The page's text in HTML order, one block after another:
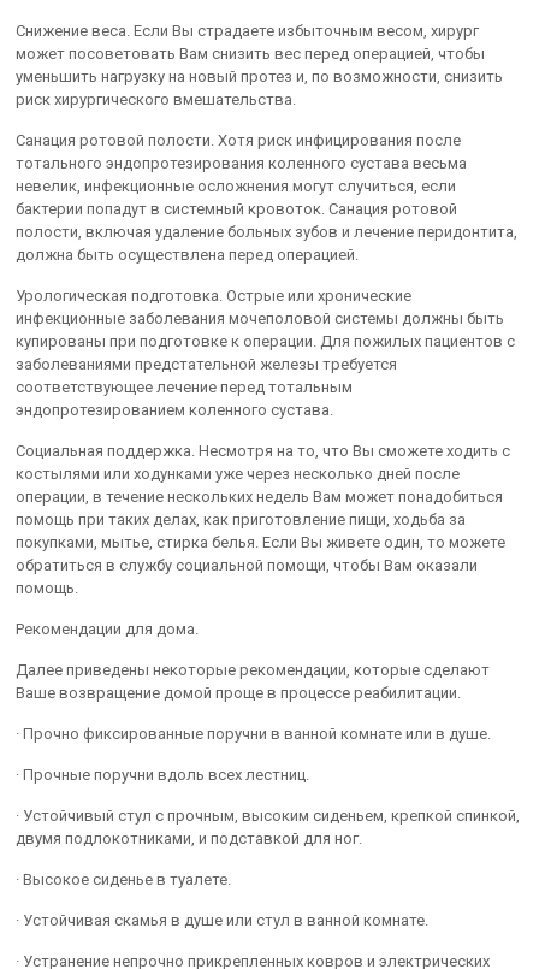
Снижение веса. Если Вы страдаете избыточным весом, хирург
может посоветовать Вам снизить вес перед операцией, чтобы
уменьшить нагрузку на новый протез и, по возможности, снизить
риск хирургического вмешательства.
Санация ротовой полости. Хотя риск инфицирования после
тотального эндопротезирования коленного сустава весьма
невелик, инфекционные осложнения могут случиться, если
бактерии попадут в системный кровоток. Санация ротовой
полости, включая удаление больных зубов и лечение перидонтита,
должна быть осуществлена перед операцией.
Урологическая подготовка. Острые или хронические
инфекционные заболевания мочеполовой системы должны быть
купированы при подготовке к операции. Для пожилых пациентов с
заболеваниями предстательной железы требуется
соответствующее лечение перед тотальным
эндопротезированием коленного сустава.
Социальная поддержка. Несмотря на то, что Вы сможете ходить с
костылями или ходунками уже через несколько дней после
операции, в течение нескольких недель Вам может понадобиться
помощь при таких делах, как приготовление пищи, ходьба за
покупками, мытье, стирка белья. Если Вы живете один, то можете
обратиться в службу социальной помощи, чтобы Вам оказали
помощь.
Рекомендации для дома.
Далее приведены некоторые рекомендации, которые сделают
Ваше возвращение домой проще в процессе реабилитации.
· Прочно фиксированные поручни в ванной комнате или в душе.
· Прочные поручни вдоль всех лестниц.
· Устойчивый стул с прочным, высоким сиденьем, крепкой спинкой,
двумя подлокотниками, и подставкой для ног.
· Высокое сиденье в туалете.
· Устойчивая скамья в душе или стул в ванной комнате.
· Устранение непрочно прикрепленных ковров и электрических